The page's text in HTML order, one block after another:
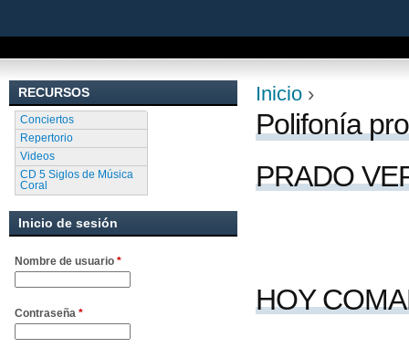
Se encuentra
Inicio ›
Polifonía
PRADO
HOY
RECURSOS
Conciertos
Repertorio
Videos
CD 5 Siglos de Música
Coral
Inicio de sesión
Nombre de usuario *
Contraseña *